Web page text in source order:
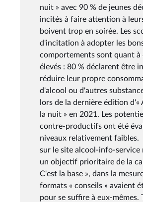
nuit » avec 90 % de jeunes
incités à faire attention à
boivent trop en soirée. Les
d'incitation à adopter les
comportements sont quant à
élevés : 80 % déclarent être
réduire leur propre
d'alcool ou d'autres
lors de la dernière édition d'«
la nuit » en 2021. Les
contre-productifs ont été
niveaux relativement faibles.
sur le site alcool-info-service
un objectif prioritaire de la
C'est la base », dans la
formats « conseils » avaient
pour se suffire à eux-mêmes.